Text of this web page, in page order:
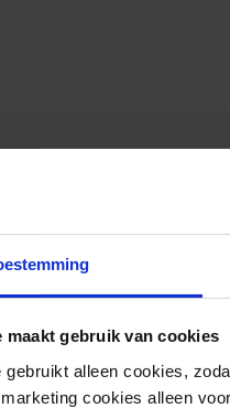
maakt gebruik van cookies
gebruikt alleen cookies,
cookies alleen